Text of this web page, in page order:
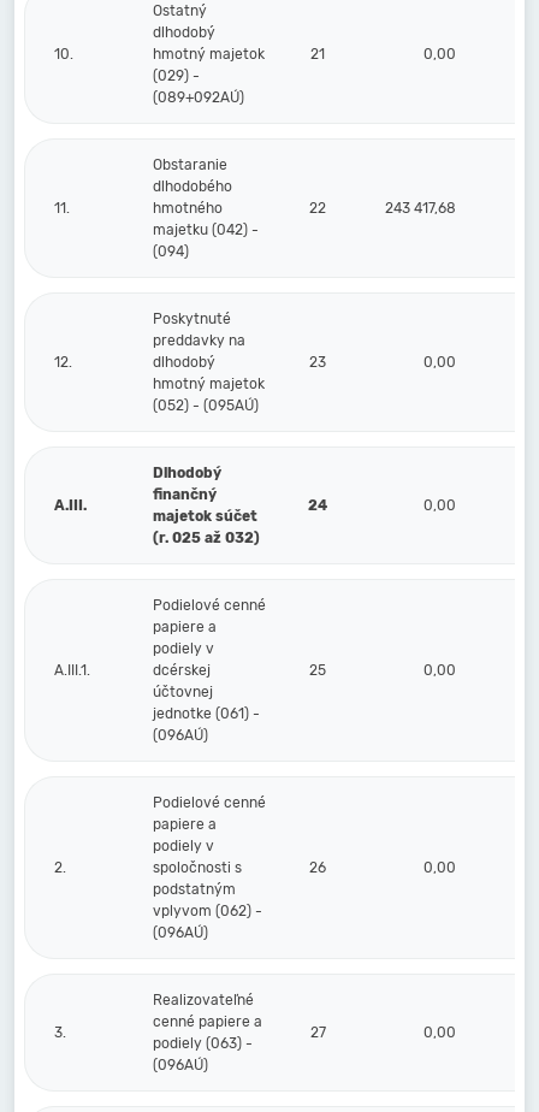
10.
Ostatný
dlhodobý
hmotný majetok
(029) -
(089+092AÚ)
21 0,00
11.
Obstaranie
dlhodobého
hmotného
majetku (042) -
(094)
22 243 417,68
12.
Poskytnuté
preddavky na
dlhodobý
hmotný majetok
(052) - (095AÚ)
23 0,00
A.III.
Dlhodobý
finančný
majetok súčet
(r. 025 až 032)
24 0,00
A.III.1.
Podielové cenné
papiere a
podiely v
dcérskej
účtovnej
jednotke (061) -
(096AÚ)
25 0,00
2.
Podielové cenné
papiere a
podiely v
spoločnosti s
podstatným
vplyvom (062) -
(096AÚ)
26 0,00
3.
Realizovateľné
cenné papiere a
podiely (063) -
(096AÚ)
27 0,00